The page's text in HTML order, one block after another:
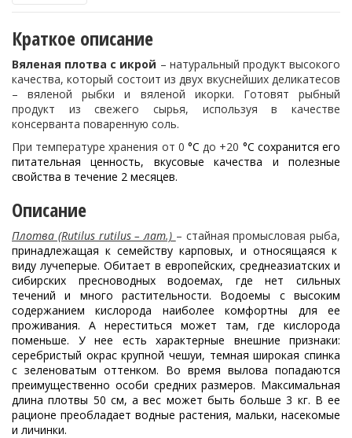
Краткое описание
Вяленая плотва с икрой – натуральный продукт высокого
качества, который состоит из двух вкуснейших деликатесов
– вяленой рыбки и вяленой икорки. Готовят рыбный
продукт из свежего сырья, используя в качестве
консерванта поваренную соль.
При температуре хранения от 0 °C до +20 °C сохранится его
питательная ценность, вкусовые качества и полезные
свойства в течение 2 месяцев.
Описание
Плотва (Rutilus rutilus – лат.) – стайная промысловая рыба,
принадлежащая к семейству карповых, и относящаяся к
виду лучеперые. Обитает в европейских, среднеазиатских и
сибирских пресноводных водоемах, где нет сильных
течений и много растительности. Водоемы с высоким
содержанием кислорода наиболее комфортны для ее
проживания. А нереститься может там, где кислорода
поменьше. У нее есть характерные внешние признаки:
серебристый окрас крупной чешуи, темная широкая спинка
с зеленоватым оттенком. Во время вылова попадаются
преимущественно особи средних размеров. Максимальная
длина плотвы 50 см, а вес может быть больше 3 кг. В ее
рационе преобладает водные растения, мальки, насекомые
и личинки.